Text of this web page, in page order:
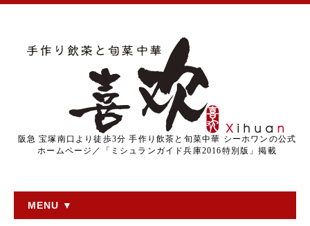
阪急 宝塚南口より徒歩3分 手作り飲茶と旬菜中華 シーホワンの公式
ホームページ／「ミシュランガイド兵庫2016特別版」掲載
MENU ▼